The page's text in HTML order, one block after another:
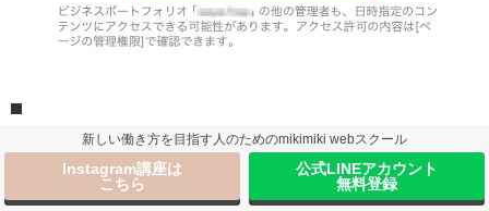
STEP 設定した日時を確認
新しい働き方を目指す人のためのmikimiki webスクール
Instagram講座は
こちら
公式LINEアカウント
無料登録